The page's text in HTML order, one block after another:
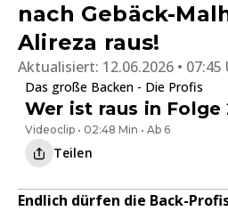
nach Gebäck-
Alireza raus!
Aktualisiert: 12.06.2026 • 07:45
Das große Backen - Die Profis
Wer ist raus in Folge
Videoclip • 02:48 Min • Ab 6
Teilen
Endlich dürfen die Back-